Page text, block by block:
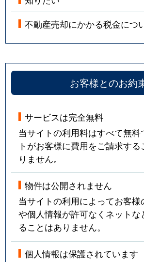
不動産売却にかかる税金につ
お客様とのお約
サービスは完全無料
当サイトの利用料はすべて無料
トがお客様に費用をご請求す
りません。
物件は公開されません
当サイトの利用によってお客
や個人情報が許可なくネット
ることはありません。
個人情報は保護されています